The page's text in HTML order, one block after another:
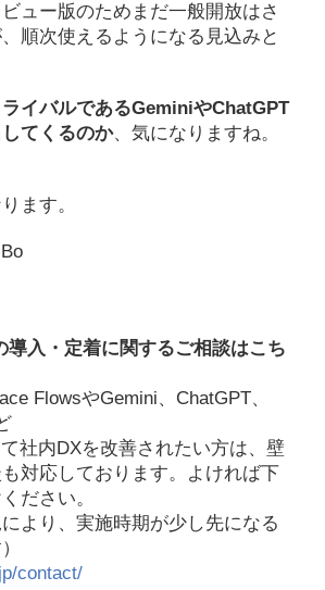
ュー版のためまだ一般開放はさ
順次使えるようになる見込みと
ライバルであるGeminiやChatGPT
てくるのか、気になりますね。
ます。
導入・定着に関するご相談はこち
FlowsやGemini、ChatGPT、
社内DXを改善されたい方は、壁
対応しております。よければ下
ださい。
により、実施時期が少し先になる
contact/